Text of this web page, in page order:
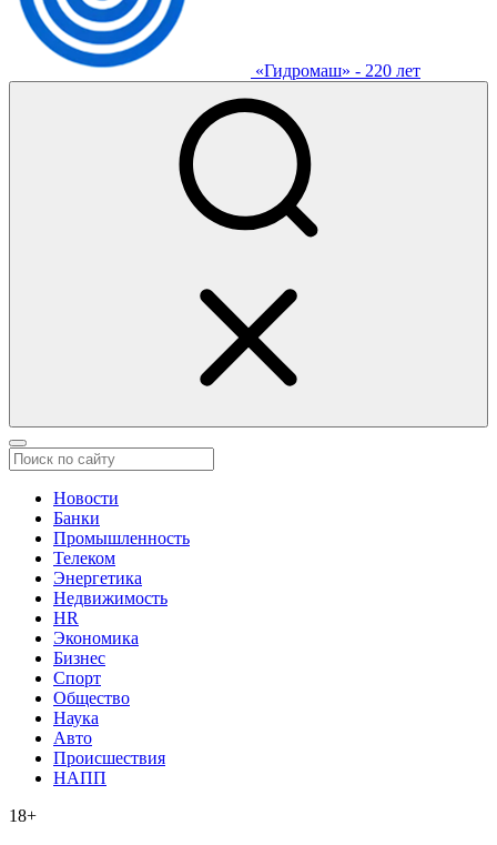
«Гидромаш» - 220 лет
Новости
Банки
Промышленность
Телеком
Энергетика
Недвижимость
HR
Экономика
Бизнес
Спорт
Общество
Наука
Авто
Происшествия
НАПП
18+